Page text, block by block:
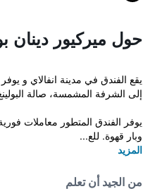
حول ميركيور دينان
يقع الفندق في مدينة انفالاي و
إلى الشرفة المشمسة، صالة
يوفر الفندق المتطور معاملات
وبار قهوة. للع...
المزيد
من الجيد أن تعلم